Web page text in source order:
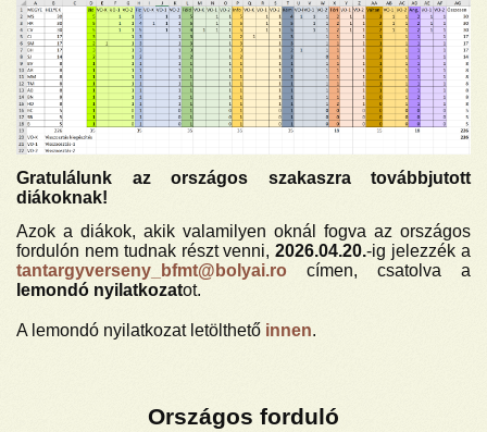
Gratulálunk az országos szakaszra továbbjutott
diákoknak!
Azok a diákok, akik valamilyen oknál fogva az országos
fordulón nem tudnak részt venni,2026.04.20.-ig jelezzék a
tantargyverseny_bfmt@bolyai.ro címen, csatolva a
lemondó nyilatkozatot.
A lemondó nyilatkozat letölthető innen.
Országos forduló